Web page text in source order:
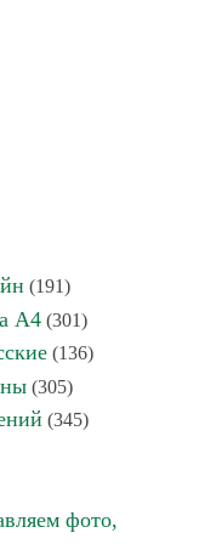
(191)
А4 (301)
(136)
(305)
(345)
фото,